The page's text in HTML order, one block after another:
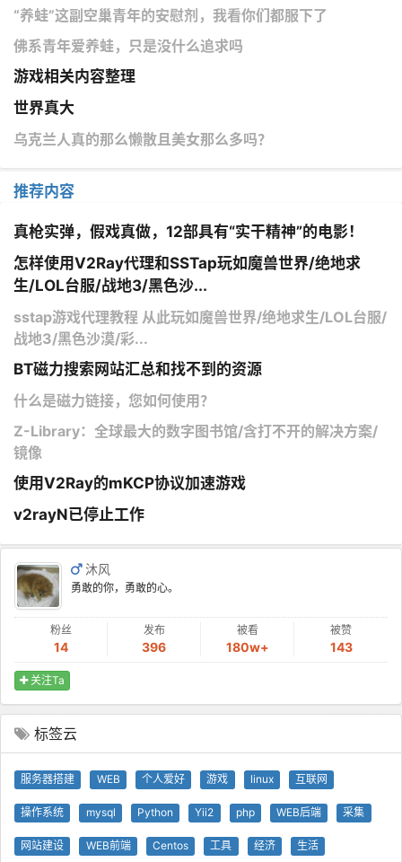
“养蛙”这副空巢青年的安慰剂，我看你们都服下了
佛系青年爱养蛙，只是没什么追求吗
游戏相关内容整理
世界真大
乌克兰人真的那么懒散且美女那么多吗？
推荐内容
真枪实弹，假戏真做，12部具有“实干精神”的电影！
怎样使用V2Ray代理和SSTap玩如魔兽世界/绝地求
生/LOL台服/战地3/黑色沙...
sstap游戏代理教程 从此玩如魔兽世界/绝地求生/LOL台服/
战地3/黑色沙漠/彩...
BT磁力搜索网站汇总和找不到的资源
什么是磁力链接，您如何使用？
Z-Library：全球最大的数字图书馆/含打不开的解决方案/
镜像
使用V2Ray的mKCP协议加速游戏
v2rayN已停止工作
沐风
勇敢的你，勇敢的心。
粉丝
14
发布
396
被看
180w+
被赞
143
关注Ta
标签云
服务器搭建 WEB 个人爱好 游戏 linux 互联网
操作系统 mysql Python Yii2 php WEB后端 采集
网站建设 WEB前端 Centos 工具 经济 生活